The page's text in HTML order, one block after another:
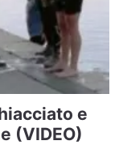
e
(VIDEO)